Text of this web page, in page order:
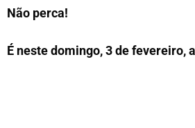
Não perca!
É neste domingo, 3 de fevereiro,